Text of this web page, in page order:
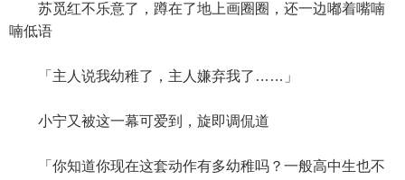
苏觅红不乐意了，蹲在了地上画圈圈，还一边嘟着嘴喃
喃低语
「主人说我幼稚了，主人嫌弃我了……」
小宁又被这一幕可爱到，旋即调侃道
「你知道你现在这套动作有多幼稚吗？一般高中生也不